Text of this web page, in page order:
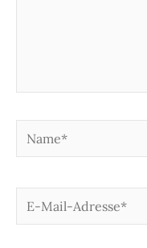
Name*
E-
Mail-